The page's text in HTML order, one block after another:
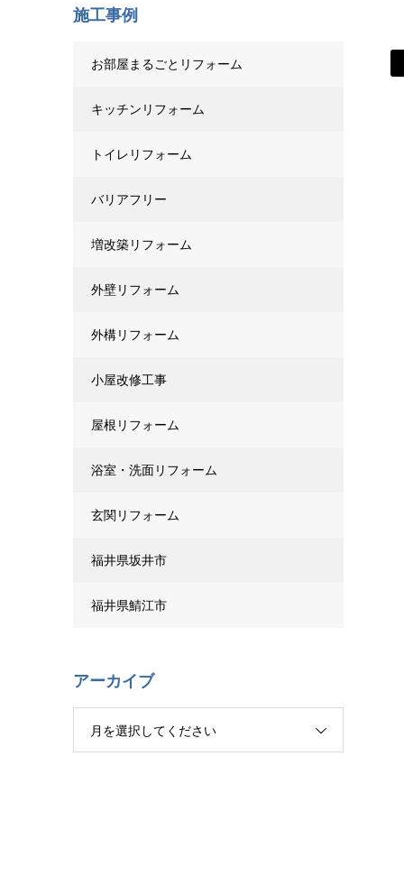
施工事例
お部屋まるごとリフォーム
キッチンリフォーム
トイレリフォーム
バリアフリー
増改築リフォーム
外壁リフォーム
外構リフォーム
小屋改修工事
屋根リフォーム
浴室・洗面リフォーム
玄関リフォーム
福井県坂井市
福井県鯖江市
アーカイブ
月を選択してください